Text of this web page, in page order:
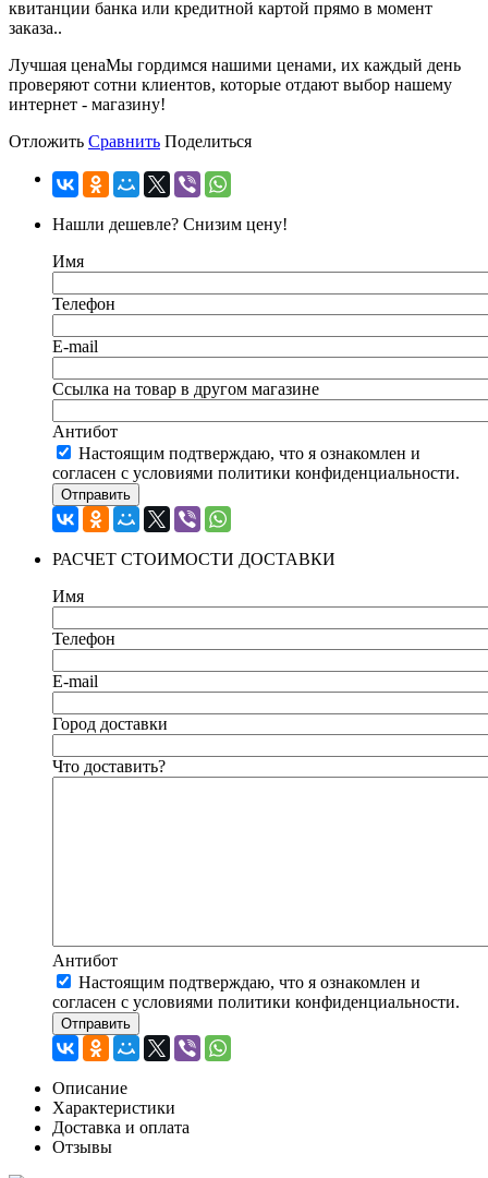
квитанции банка или кредитной картой прямо в момент
заказа..
Лучшая ценаМы гордимся нашими ценами, их каждый день
проверяют сотни клиентов, которые отдают выбор нашему
интернет - магазину!
Отложить Сравнить Поделиться
Нашли дешевле? Снизим цену!
Имя
Телефон
E-mail
Ссылка на товар в другом магазине
Антибот
Настоящим подтверждаю, что я ознакомлен и
согласен с условиями политики конфиденциальности.
Отправить
РАСЧЕТ СТОИМОСТИ ДОСТАВКИ
Имя
Телефон
E-mail
Город доставки
Что доставить?
Антибот
Настоящим подтверждаю, что я ознакомлен и
согласен с условиями политики конфиденциальности.
Отправить
Описание
Характеристики
Доставка и оплата
Отзывы